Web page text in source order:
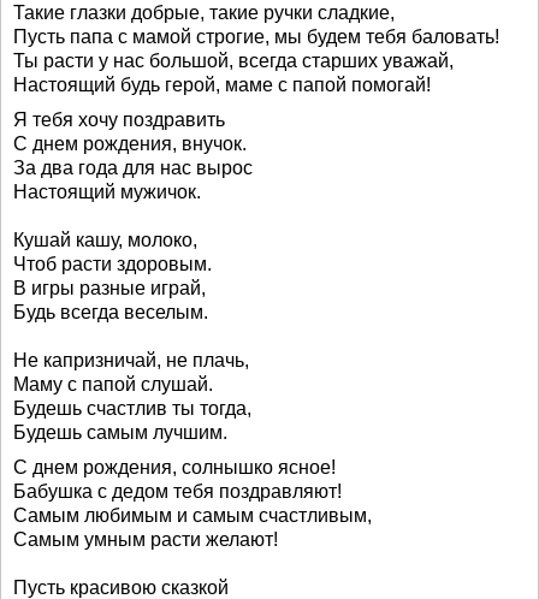
Такие глазки добрые, такие ручки сладкие,
Пусть папа с мамой строгие, мы будем тебя баловать!
Ты расти у нас большой, всегда старших уважай,
Настоящий будь герой, маме с папой помогай!
Я тебя хочу поздравить
С днем рождения, внучок.
За два года для нас вырос
Настоящий мужичок.
Кушай кашу, молоко,
Чтоб расти здоровым.
В игры разные играй,
Будь всегда веселым.
Не капризничай, не плачь,
Маму с папой слушай.
Будешь счастлив ты тогда,
Будешь самым лучшим.
С днем рождения, солнышко ясное!
Бабушка с дедом тебя поздравляют!
Самым любимым и самым счастливым,
Самым умным расти желают!
Пусть красивою сказкой